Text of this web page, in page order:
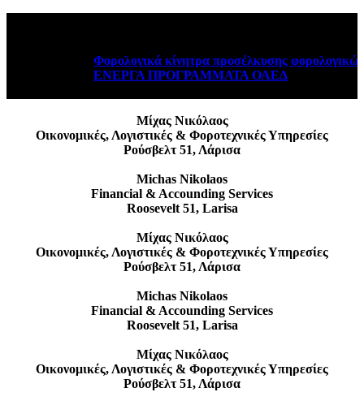
Φορολογικά κίνητρα προσέλκυσης φορολογικών
ΕΝΕΡΓΑ ΠΡΟΓΡΑΜΜΑΤΑ ΟΑΕΔ August 6, 2026
Μίχας Νικόλαος
Οικονομικές, Λογιστικές & Φοροτεχνικές Υπηρεσίες
Ρούσβελτ 51, Λάρισα
Michas Nikolaos
Financial & Accounding Services
Roosevelt 51, Larisa
Μίχας Νικόλαος
Οικονομικές, Λογιστικές & Φοροτεχνικές Υπηρεσίες
Ρούσβελτ 51, Λάρισα
Michas Nikolaos
Financial & Accounding Services
Roosevelt 51, Larisa
Μίχας Νικόλαος
Οικονομικές, Λογιστικές & Φοροτεχνικές Υπηρεσίες
Ρούσβελτ 51, Λάρισα